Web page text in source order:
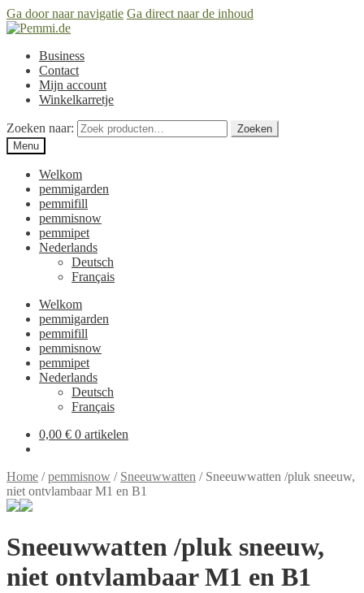
Ga door naar navigatie Ga direct naar de inhoud
Business
Contact
Mijn account
Winkelkarretje
Zoeken naar:
Zoeken
Menu
Welkom
pemmigarden
pemmifill
pemmisnow
pemmipet
Nederlands
Deutsch
Français
Welkom
pemmigarden
pemmifill
pemmisnow
pemmipet
Nederlands
Deutsch
Français
0,00 € 0 artikelen
Home /pemmisnow / Sneeuwwatten / Sneeuwwatten /pluk sneeuw,
niet ontvlambaar M1 en B1
Sneeuwwatten /pluk sneeuw,
niet ontvlambaar M1 en B1